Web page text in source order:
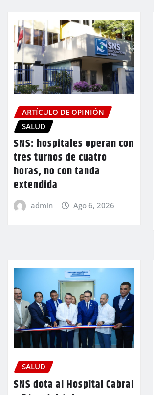
ARTÍCULO DE OPINIÓN
SALUD
SNS: hospitales operan con
tres turnos de cuatro
horas, no con tanda
extendida
admin Ago 6, 2026
SALUD
SNS dota al Hospital Cabral